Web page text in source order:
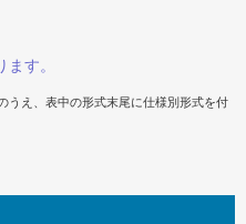
す。
うえ、表中の形式末尾に仕様別形式を付